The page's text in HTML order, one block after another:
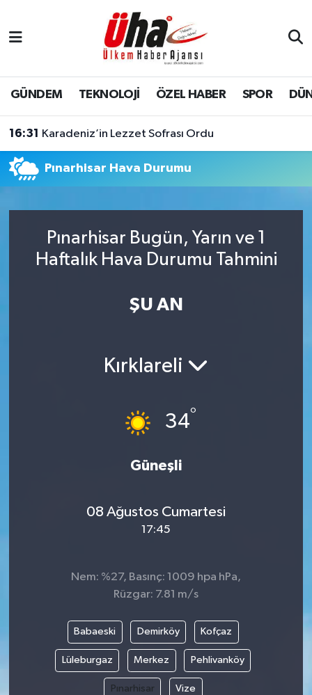
GÜNDEM TEKNOLOJİ ÖZEL HABER SPOR
16:31 Karadeniz’in Lezzet Sofrası Ordu
Pınarhisar Hava Durumu
Pınarhisar Bugün, Yarın ve 1
Haftalık Hava Durumu Tahmini
ŞU AN
Kırklareli
34°
Güneşli
08 Ağustos Cumartesi
17:45
Nem: %27, Basınç: 1009 hpa hPa,
Rüzgar: 7.81 m/s
Babaeski Demirköy Kofçaz
Lüleburgaz Merkez Pehlivanköy
Pınarhisar Vize
İstanbul Nöbetçi Eczaneler
İstanbul Hava Durumu
Tüm Manşetler
Son Dakika Haberleri